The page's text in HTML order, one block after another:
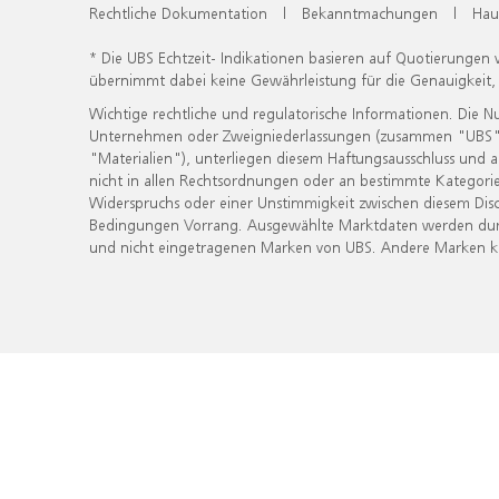
Rechtliche Dokumentation | Bekanntmachungen |
* Die UBS Echtzeit- Indikationen basieren auf
übernimmt dabei keine Gewährleistung für die
Wichtige rechtliche und regulatorische Informationen. Die
Unternehmen oder Zweigniederlassungen (zusammen
"Materialien"), unterliegen diesem Haftungsausschluss
nicht in allen Rechtsordnungen oder an bestimmte
Widerspruchs oder einer Unstimmigkeit zwischen diesem
Bedingungen Vorrang. Ausgewählte Marktdaten werden
und nicht eingetragenen Marken von UBS. Andere Marken